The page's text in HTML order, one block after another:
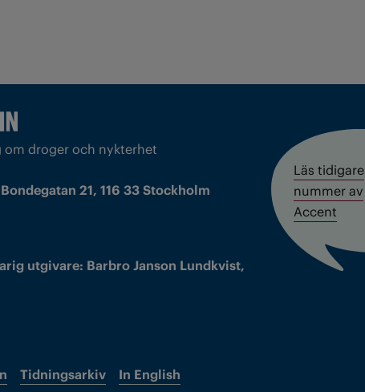
droger och nykterhet
21, 116 33 Stockholm
utgivare: Barbro Janson Lundkvist,
Tidningsarkiv In English
Läs tidigare
nummer av
Accent